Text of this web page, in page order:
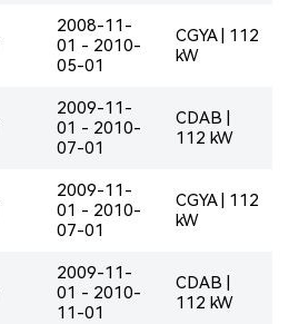
2008-11-
01 - 2010-
05-01
CGYA | 112
kW
2009-11-
01 - 2010-
07-01
CDAB |
112 kW
2009-11-
01 - 2010-
07-01
CGYA | 112
kW
2009-11-
01 - 2010-
11-01
CDAB |
112 kW